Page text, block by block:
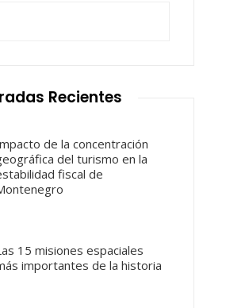
Recientes
de la concentración
del turismo en la
fiscal de
15 misiones espaciales
importantes de la historia